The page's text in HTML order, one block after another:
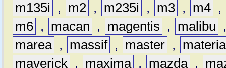
m135i
, m2 , m235i , m3 , m4 ,
m6 , macan , magentis , malibu
marea , massif , master ,
materia
maverick , maxima , mazda ,